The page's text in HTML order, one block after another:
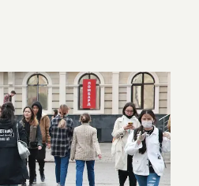
жағдайына